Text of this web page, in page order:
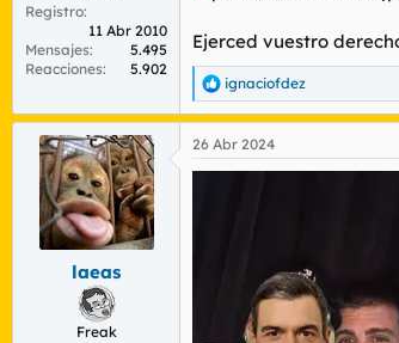
Registro
11 Abr 2010
Mensajes
5.495
Reacciones
5.902
Ejerced vuestro
R
e
a
c
c
ignaciofdez
laeas
Freak
26 Abr 2024